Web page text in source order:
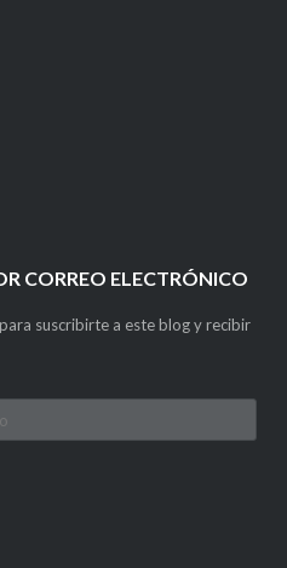
CORREO ELECTRÓNICO
suscribirte a este blog y recibir